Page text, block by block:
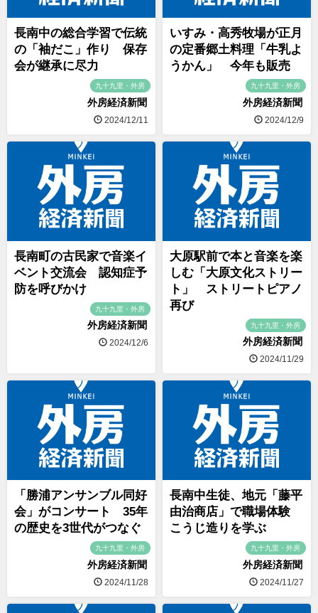
長南中の総合学習で伝統
の「袖だこ」作り 保存
会が継承に尽力
九十九里・外房
外房経済新聞
2024/12/11
いすみ・高秀牧場が正月
の定番郷土料理「牛乳よ
うかん」 今年も販売
九十九里・外房
外房経済新聞
2024/12/9
長南町の古民家で音楽イ
ベント交流会 認知症予
防を呼びかけ
九十九里・外房
外房経済新聞
2024/12/6
大原駅前で本と音楽を楽
しむ「大原文化ストリー
ト」 ストリートピアノ
再び
九十九里・外房
外房経済新聞
2024/11/29
「勝浦アンサンブル同好
会」がコンサート 35年
の歴史を3世代がつなぐ
九十九里・外房
外房経済新聞
2024/11/28
長南中生徒、地元「藤平
由治商店」で職場体験
こうじ造りを学ぶ
九十九里・外房
外房経済新聞
2024/11/27